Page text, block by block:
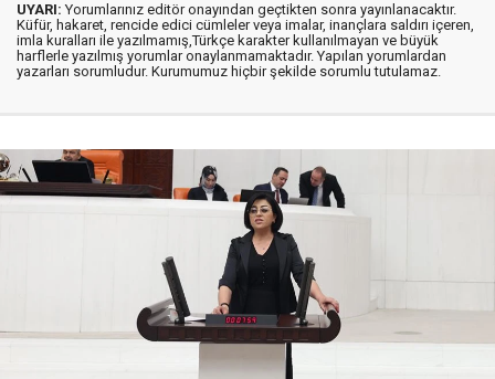
UYARI: Yorumlarınız editör onayından geçtikten sonra yayınlanacaktır.
Küfür, hakaret, rencide edici cümleler veya imalar, inançlara saldırı içeren,
imla kuralları ile yazılmamış,Türkçe karakter kullanılmayan ve büyük
harflerle yazılmış yorumlar onaylanmamaktadır. Yapılan yorumlardan
yazarları sorumludur. Kurumumuz hiçbir şekilde sorumlu tutulamaz.